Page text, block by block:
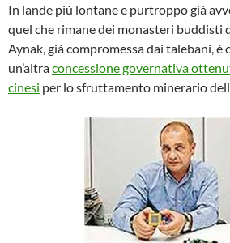
In lande più lontane e purtroppo già
quel che rimane dei monasteri buddisti
Aynak, già compromessa dai talebani, è
un’altraconcessione governativa
cinesi per lo sfruttamento minerario